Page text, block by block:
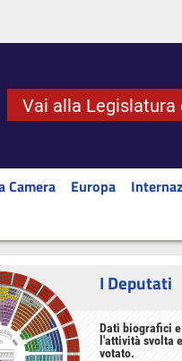
Vai alla Legislatura
Camera Europa
I Deputati
Dati biografici
l'attività svolta
votato.